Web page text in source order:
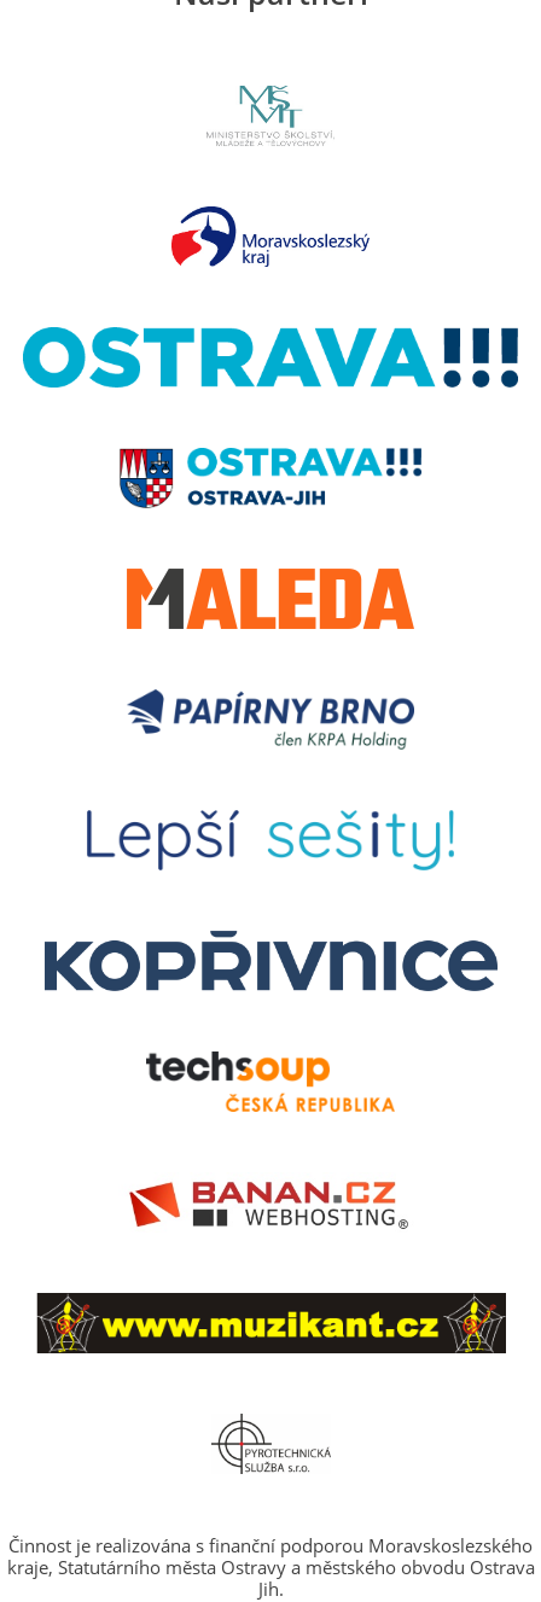
Činnost je realizována s finanční podporou Moravskoslezského
kraje, Statutárního města Ostravy a městského obvodu Ostrava
Jih.